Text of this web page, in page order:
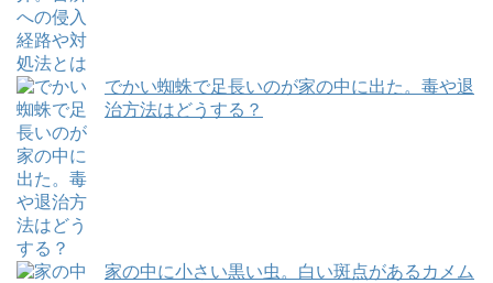
でかい蜘蛛で足長いのが家の中に出た。毒や退
治方法はどうする？
家の中に小さい黒い虫。白い斑点があるカメム